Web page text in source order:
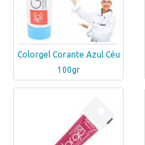
Colorgel Corante Azul Céu
100gr